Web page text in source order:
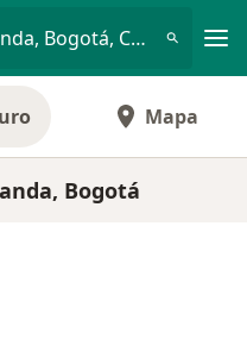
Psicólogo • Puente Aranda, Bogotá, Cundinamarca
Mapa
Bogotá